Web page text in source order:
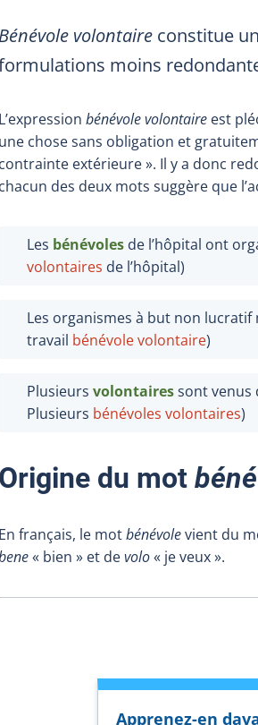
Bénévole volontaire constitue
moins
L’expression bénévole volontaire est
une chose sans obligation et
contrainte extérieure». Il y a donc
chacun des deux mots suggère que
Les bénévoles de l’hôpital ont
volontaires de l’hôpital)
Les organismes à but non
travail bénévole volontaire)
Plusieurs volontairessont venus
Plusieurs bénévoles volontaires)
Origine du mot
En français, le motbénévolevient du
« bien » et devolo« je veux ».
Apprenez-en